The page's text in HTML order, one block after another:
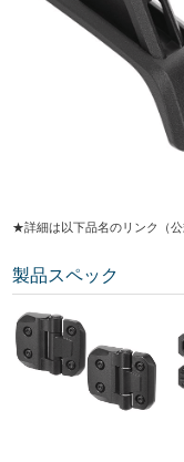
★詳細は以下品名のリンク（公
製品スペック